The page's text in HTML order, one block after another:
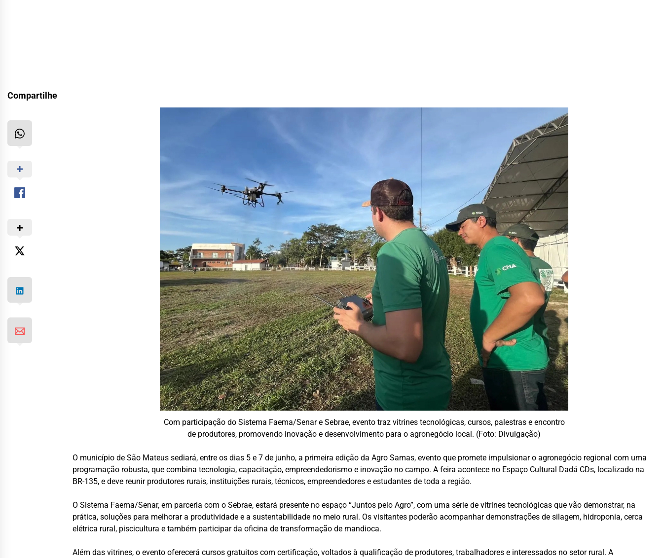
Compartilhe
Com participação do Sistema Faema/Senar e Sebrae, evento traz vitrines tecnológicas, cursos, palestras e encontro
de produtores, promovendo inovação e desenvolvimento para o agronegócio local. (Foto: Divulgação)
O município de São Mateus sediará, entre os dias 5 e 7 de junho, a primeira edição da Agro Samas, evento que promete impulsionar o agronegócio regional com uma
programação robusta, que combina tecnologia, capacitação, empreendedorismo e inovação no campo. A feira acontece no Espaço Cultural Dadá CDs, localizado na
BR-135, e deve reunir produtores rurais, instituições rurais, técnicos, empreendedores e estudantes de toda a região.
O Sistema Faema/Senar, em parceria com o Sebrae, estará presente no espaço “Juntos pelo Agro”, com uma série de vitrines tecnológicas que vão demonstrar, na
prática, soluções para melhorar a produtividade e a sustentabilidade no meio rural. Os visitantes poderão acompanhar demonstrações de silagem, hidroponia, cerca
elétrica rural, piscicultura e também participar da oficina de transformação de mandioca.
Além das vitrines, o evento oferecerá cursos gratuitos com certificação, voltados à qualificação de produtores, trabalhadores e interessados no setor rural. A